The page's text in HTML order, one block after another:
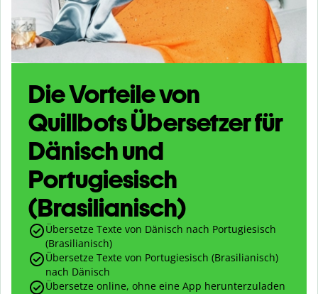
Die Vorteile von
Quillbots Übersetzer für
Dänisch und
Portugiesisch
(Brasilianisch)
Übersetze Texte von Dänisch nach Portugiesisch
(Brasilianisch)
Übersetze Texte von Portugiesisch (Brasilianisch)
nach Dänisch
Übersetze online, ohne eine App herunterzuladen